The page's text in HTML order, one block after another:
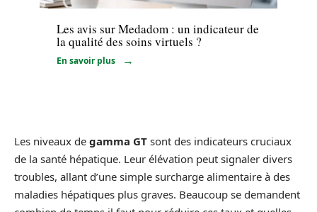
Les avis sur Medadom : un indicateur de
la qualité des soins virtuels ?
En savoir plus
Les niveaux de gamma GT sont des indicateurs cruciaux
de la santé hépatique. Leur élévation peut signaler divers
troubles, allant d’une simple surcharge alimentaire à des
maladies hépatiques plus graves. Beaucoup se demandent